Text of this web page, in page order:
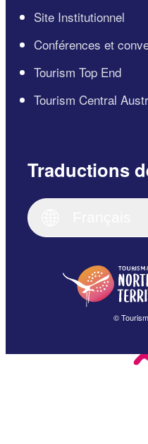
Site Institutionnel
Conférences et
Tourism Top End
Tourism Central
Traductions
English
(Singapore)
©